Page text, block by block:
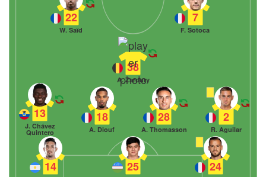
14 25 24
13
J. Chávez
Quintero
18
A. Diouf
28
A. Thomasson
2
R. Aguilar
38
A. Zaroury
22
W. Saïd
7
F. Sotoca